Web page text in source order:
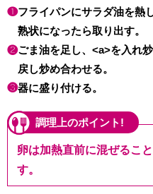
❶フライパンにサラダ油を熱
熟状になったら取り出す。
❷ごま油を足し、<a>を入れ
戻し炒め合わせる。
❸器に盛り付ける。
調理上のポイント!
卵は加熱直前に混ぜるこ
す。